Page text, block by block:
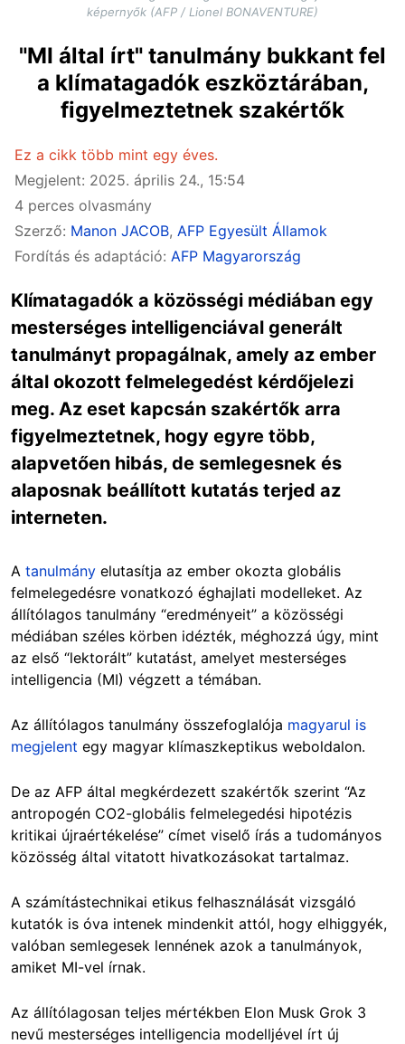
képernyők (AFP / Lionel BONAVENTURE)
"MI által írt" tanulmány bukkant fel
a klímatagadók eszköztárában,
figyelmeztetnek szakértők
Ez a cikk több mint egy éves.
Megjelent: 2025. április 24., 15:54
4 perces olvasmány
Szerző: Manon JACOB, AFP Egyesült Államok
Fordítás és adaptáció: AFP Magyarország
Klímatagadók a közösségi médiában egy
mesterséges intelligenciával generált
tanulmányt propagálnak, amely az ember
által okozott felmelegedést kérdőjelezi
meg. Az eset kapcsán szakértők arra
figyelmeztetnek, hogy egyre több,
alapvetően hibás, de semlegesnek és
alaposnak beállított kutatás terjed az
interneten.
A tanulmány elutasítja az ember okozta globális
felmelegedésre vonatkozó éghajlati modelleket. Az
állítólagos tanulmány “eredményeit” a közösségi
médiában széles körben idézték, méghozzá úgy, mint
az első “lektorált” kutatást, amelyet mesterséges
intelligencia (MI) végzett a témában.
Az állítólagos tanulmány összefoglalója magyarul is
megjelent egy magyar klímaszkeptikus weboldalon.
De az AFP által megkérdezett szakértők szerint “Az
antropogén CO2-globális felmelegedési hipotézis
kritikai újraértékelése” címet viselő írás a tudományos
közösség által vitatott hivatkozásokat tartalmaz.
A számítástechnikai etikus felhasználását vizsgáló
kutatók is óva intenek mindenkit attól, hogy elhiggyék,
valóban semlegesek lennének azok a tanulmányok,
amiket MI-vel írnak.
Az állítólagosan teljes mértékben Elon Musk Grok 3
nevű mesterséges intelligencia modelljével írt új